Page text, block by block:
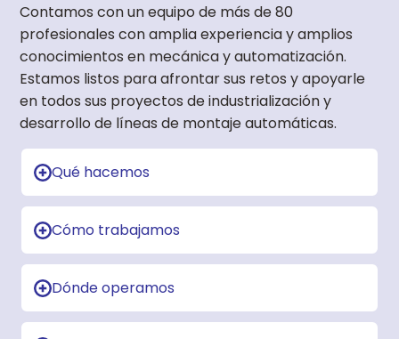
Contamos con un equipo de más de 80
profesionales con amplia experiencia y amplios
conocimientos en mecánica y automatización.
Estamos listos para afrontar sus retos y apoyarle
en todos sus proyectos de industrialización y
desarrollo de líneas de montaje automáticas.
Qué hacemos
Cómo trabajamos
Dónde operamos